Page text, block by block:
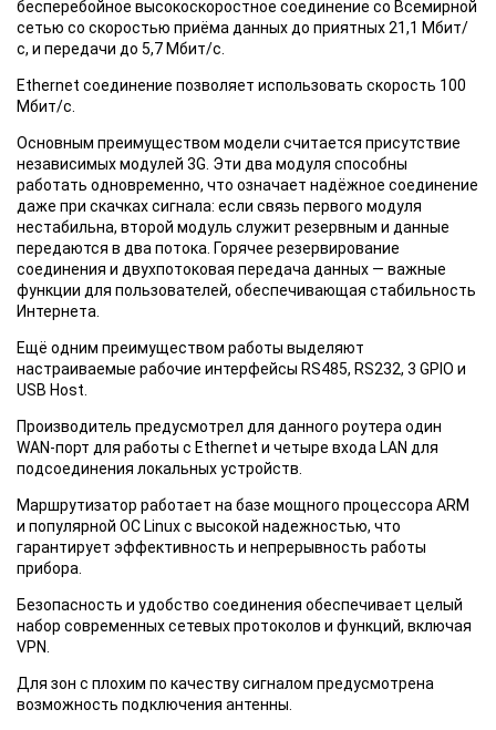
бесперебойное высокоскоростное соединение со Всемирной
сетью со скоростью приёма данных до приятных 21,1 Мбит/
с, и передачи до 5,7 Мбит/с.
Ethernet соединение позволяет использовать скорость 100
Мбит/с.
Основным преимуществом модели считается присутствие
независимых модулей 3G. Эти два модуля способны
работать одновременно, что означает надёжное соединение
даже при скачках сигнала: если связь первого модуля
нестабильна, второй модуль служит резервным и данные
передаются в два потока. Горячее резервирование
соединения и двухпотоковая передача данных — важные
функции для пользователей, обеспечивающая стабильность
Интернета.
Ещё одним преимуществом работы выделяют
настраиваемые рабочие интерфейсы RS485, RS232, 3 GPIO и
USB Host.
Производитель предусмотрел для данного роутера один
WAN-порт для работы с Ethernet и четыре входа LAN для
подсоединения локальных устройств.
Маршрутизатор работает на базе мощного процессора ARM
и популярной ОС Linux с высокой надежностью, что
гарантирует эффективность и непрерывность работы
прибора.
Безопасность и удобство соединения обеспечивает целый
набор современных сетевых протоколов и функций, включая
VPN.
Для зон с плохим по качеству сигналом предусмотрена
возможность подключения антенны.